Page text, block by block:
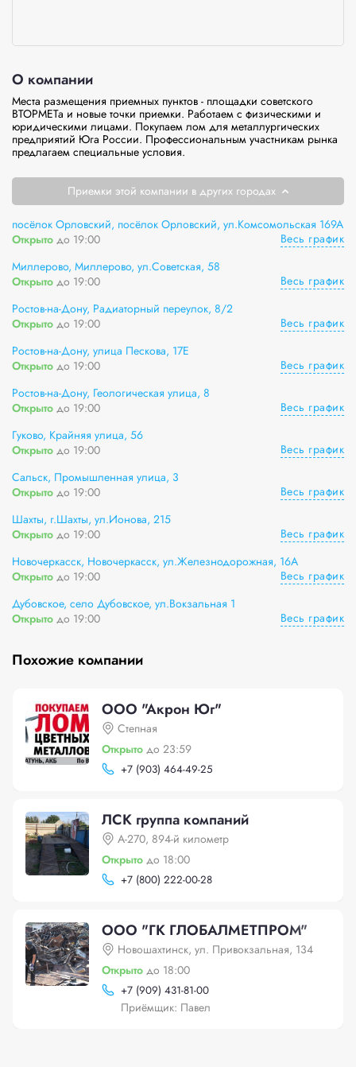
О компании
Места размещения приемных пунктов - площадки советского
ВТОРМЕТа и новые точки приемки. Работаем с физическими и
юридическими лицами. Покупаем лом для металлургических
предприятий Юга России. Профессиональным участникам рынка
предлагаем специальные условия.
Приемки этой компании в других городах
посёлок Орловский, посёлок Орловский, ул.Комсомольская 169А
Открыто до 19:00
Весь график
Миллерово, Миллерово, ул.Советская, 58
Открыто до 19:00
Весь график
Ростов-на-Дону, Радиаторный переулок, 8/2
Открыто до 19:00
Весь график
Ростов-на-Дону, улица Пескова, 17Е
Открыто до 19:00
Весь график
Ростов-на-Дону, Геологическая улица, 8
Открыто до 19:00
Весь график
Гуково, Крайняя улица, 56
Открыто до 19:00
Весь график
Сальск, Промышленная улица, 3
Открыто до 19:00
Весь график
Шахты, г.Шахты, ул.Ионова, 215
Открыто до 19:00
Весь график
Новочеркасск, Новочеркасск, ул.Железнодорожная, 16А
Открыто до 19:00
Весь график
Дубовское, село Дубовское, ул.Вокзальная 1
Открыто до 19:00 Весь график
Похожие компании
ООО "Акрон Юг"
Степная
Открыто до 23:59
+7 (903) 464-49-25
ЛСК группа компаний
А-270, 894-й километр
Открыто до 18:00
+7 (800) 222-00-28
ООО "ГК ГЛОБАЛМЕТПРОМ"
Новошахтинск, ул. Привокзальная, 134
Открыто до 18:00
+7 (909) 431-81-00
Приёмщик: Павел